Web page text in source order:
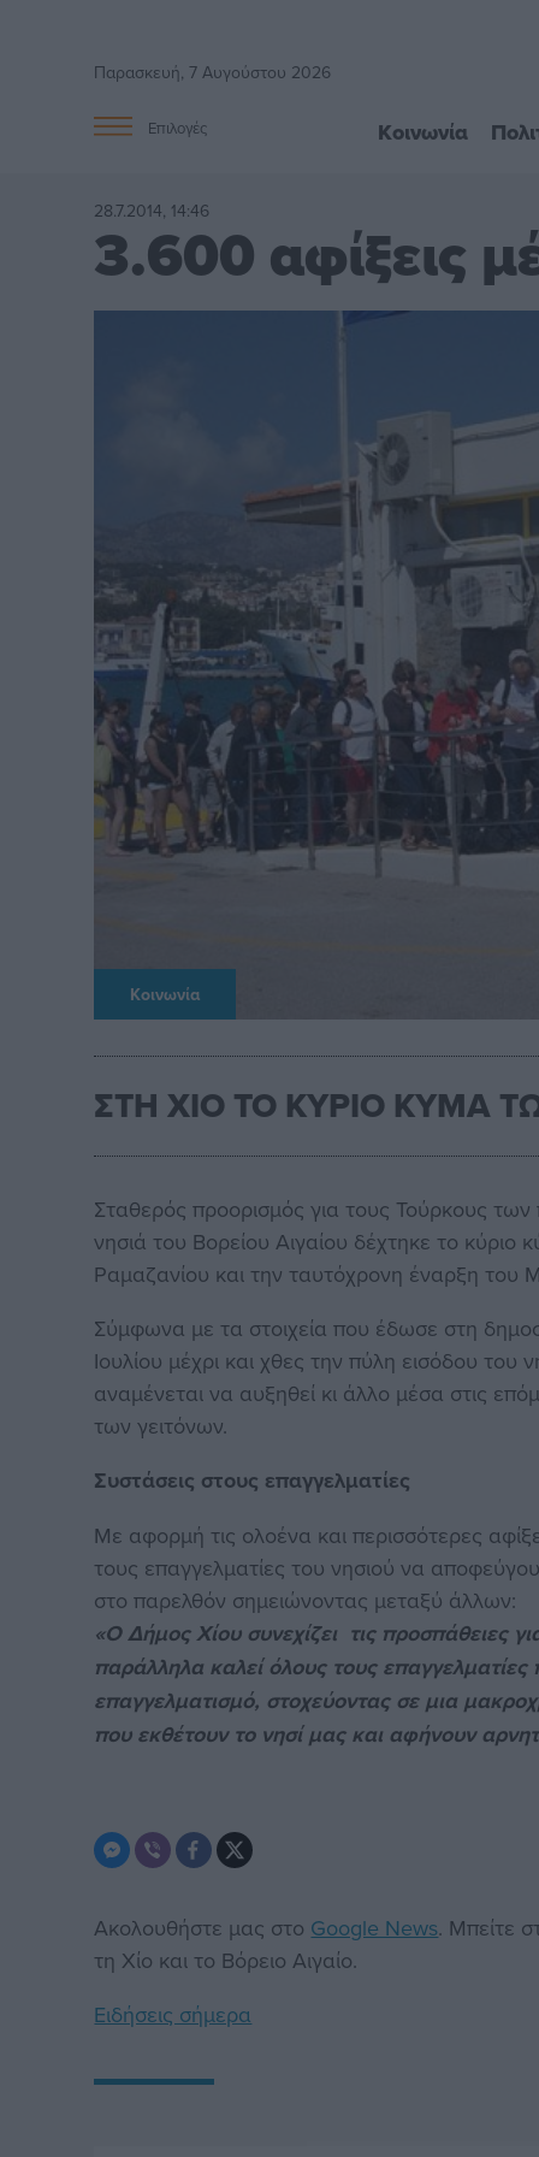
Παρασκευή, 7 Αυγούστου 2026
Επιλογές Κοινωνία
28.7.2014, 14:46
3.600 αφίξεις
Κοινωνία
ΣΤΗ ΧΙΟ ΤΟ ΚΥΡΙΟ ΚΥΜΑ
Σταθερός προορισμός για τους Τούρκους
νησιά του Βορείου Αιγαίου δέχτηκε το
Ραμαζανίου και την ταυτόχρονη έναρξη του
Σύμφωνα με τα στοιχεία που έδωσε στη
Ιουλίου μέχρι και χθες την πύλη εισόδου
αναμένεται να αυξηθεί κι άλλο μέσα στις
των γειτόνων.
Συστάσεις στους επαγγελματίες
Με αφορμή τις ολοένα και περισσότερες
τους επαγγελματίες του νησιού να
στο παρελθόν σημειώνοντας μεταξύ άλλων:
«Ο Δήμος Χίου συνεχίζει τις προσπάθειες
παράλληλα καλεί όλους τους
επαγγελματισμό, στοχεύοντας σε μια
που εκθέτουν το νησί μας και αφήνουν
Ακολουθήστε μας στο Google News. Μπείτε
τη Χίο και το Βόρειο Αιγαίο.
Ειδήσεις σήμερα